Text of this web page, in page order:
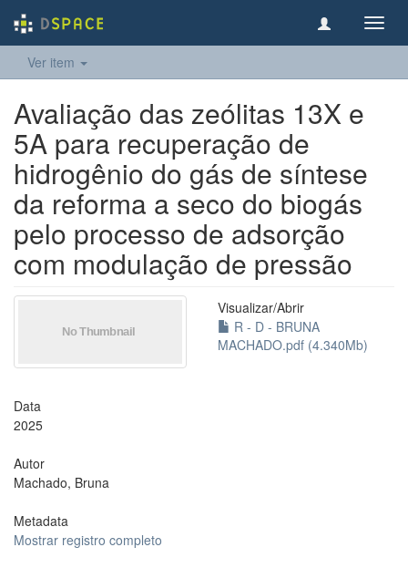
Ver item
Avaliação das zeólitas 13X e
5A para recuperação de
hidrogênio do gás de síntese
da reforma a seco do biogás
pelo processo de adsorção
com modulação de pressão
Visualizar/Abrir
R - D - BRUNA
MACHADO.pdf (4.340Mb)
Data
2025
Autor
Machado, Bruna
Metadata
Mostrar registro completo